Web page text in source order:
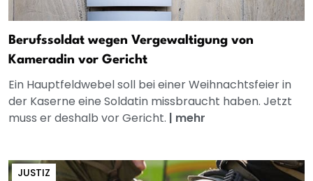
Berufssoldat wegen Vergewaltigung von
Kameradin vor Gericht
Ein Hauptfeldwebel soll bei einer Weihnachtsfeier in
der Kaserne eine Soldatin missbraucht haben. Jetzt
muss er deshalb vor Gericht. | mehr
JUSTIZ